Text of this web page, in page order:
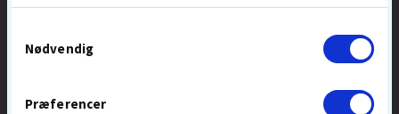
Nødvendig
Præferencer
TRÆTEES HERRE ALLEVEJR